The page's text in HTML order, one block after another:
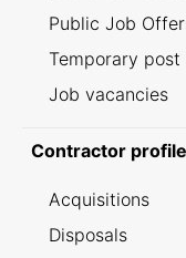
Public Job
Temporary post
Job vacancies
Contractor profile
Acquisitions
Disposals